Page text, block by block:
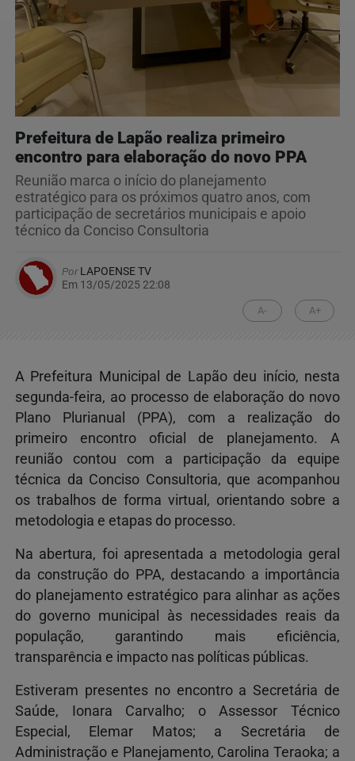
Prefeitura de Lapão realiza primeiro
encontro para elaboração do novo PPA
Reunião marca o início do planejamento
estratégico para os próximos quatro anos, com
participação de secretários municipais e apoio
técnico da Conciso Consultoria
PorLAPOENSE TV
Em 13/05/2025 22:08
A- A+
A Prefeitura Municipal de Lapão deu início, nesta
segunda-feira, ao processo de elaboração do novo
Plano Plurianual (PPA), com a realização do
primeiro encontro oficial de planejamento. A
reunião contou com a participação da equipe
técnica da Conciso Consultoria, que acompanhou
os trabalhos de forma virtual, orientando sobre a
metodologia e etapas do processo.
Na abertura, foi apresentada a metodologia geral
da construção do PPA, destacando a importância
do planejamento estratégico para alinhar as ações
do governo municipal às necessidades reais da
população, garantindo mais eficiência,
transparência e impacto nas políticas públicas.
Estiveram presentes no encontro a Secretária de
Saúde, Ionara Carvalho; o Assessor Técnico
Especial, Elemar Matos; a Secretária de
Administração e Planejamento, Carolina Teraoka; a